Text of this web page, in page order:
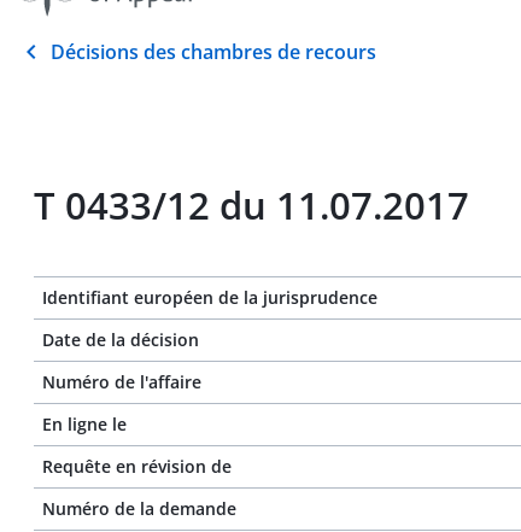
Décisions des chambres de recours
T 0433/12 du 11.07.2017
Identifiant européen de la jurisprudence
Date de la décision
Numéro de l'affaire
En ligne le
Requête en révision de
Numéro de la demande